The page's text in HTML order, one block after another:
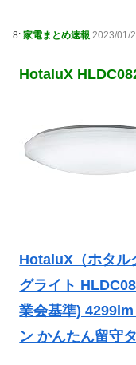
8: 家電まとめ速報 2023/01/
HotaluX
HotaluX（ホタル
グライト
業会基準)
ン かんたん留守